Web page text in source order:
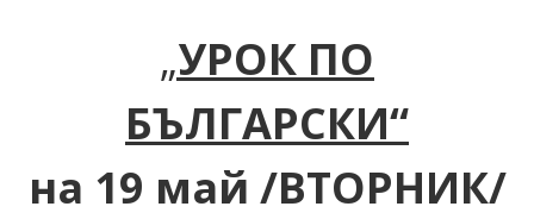
„УРОК ПО
БЪЛГАРСКИ“
на 19 май /ВТОРНИК/